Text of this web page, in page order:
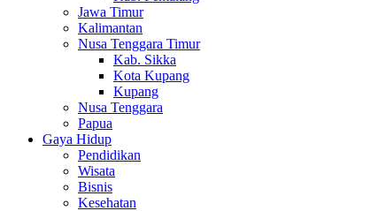
Jawa Timur
Kalimantan
Nusa Tenggara Timur
Kab. Sikka
Kota Kupang
Kupang
Nusa Tenggara
Papua
Gaya Hidup
Pendidikan
Wisata
Bisnis
Kesehatan